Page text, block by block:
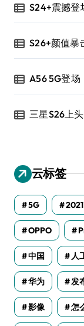
S24+震撼登
S26+颜值暴
A56 5G登场
三星S26上
云标签
5G 2021
OPPO
中国 人
华为 发
影像 怎